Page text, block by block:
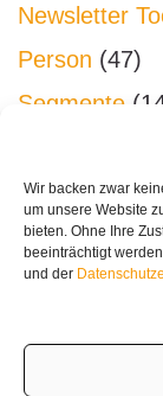
Wir backen zwar
um unsere Website
bieten. Ohne Ihre
beeinträchtigt
und der
Newsletter
Person (47)
Segmente
Spenden(45)
System(27)
Workflow(2)